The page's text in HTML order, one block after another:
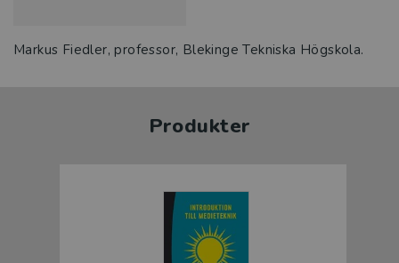
Markus Fiedler, professor, Blekinge Tekniska Högskola.
Produkter